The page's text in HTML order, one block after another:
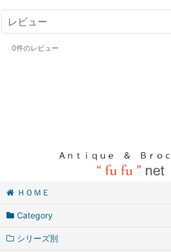
レビュー
0件のレビュー
ＨＯＭＥ
Category
シリーズ別